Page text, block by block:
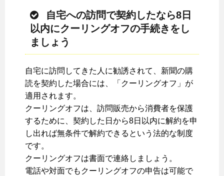
自宅への訪問で契約したなら8日
以内にクーリングオフの手続きをし
ましょう
自宅に訪問してきた人に勧誘されて、新聞の購
読を契約した場合には、「クーリングオフ」が
適用されます。
クーリングオフは、訪問販売から消費者を保護
するために、契約した日から8日以内に解約を申
し出れば無条件で解約できるという法的な制度
です。
クーリングオフは書面で連絡しましょう。
電話や対面でもクーリングオフの申告は可能で